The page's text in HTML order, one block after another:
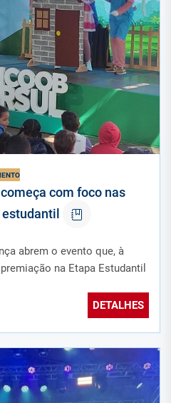
com foco nas
estudantil
abrem o evento que, à
na Etapa Estudantil
DETALHES